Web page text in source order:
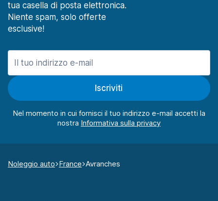
tua casella di posta elettronica.
Niente spam, solo offerte
esclusive!
Iscriviti
Nel momento in cui fornisci il tuo indirizzo e-mail accetti la
nostra
Noleggio auto France Avranches